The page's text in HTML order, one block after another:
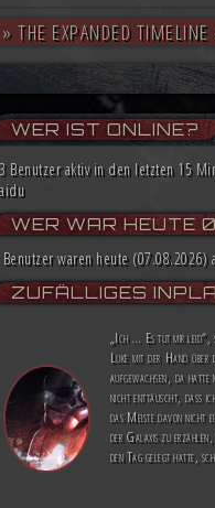
» THE EXPANDED
WER IST ONLINE?
Benutzer aktiv in den letzten 15
WER WAR HEUTE
waren heute
ZUFÄLLIGES
„Ich … Es tut mir leid“,
Luke mit der Hand
aufgewachsen, da
nicht enttäuscht, dass
das Meiste davon nicht
der Galaxis zu erzählen,
den Tag gelegt hatte,